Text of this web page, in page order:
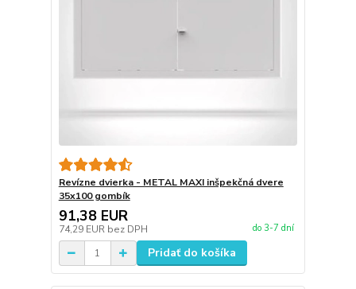
Revízne dvierka - METAL MAXI inšpekčná dvere
35x100 gombík
91,38 EUR
74,29 EUR bez DPH do 3-7 dní
Pridať do košíka